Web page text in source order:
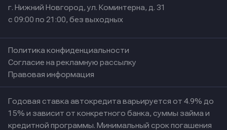
г. Нижний Новгород, ул. Коминтерна, д. 31
с 09:00 по 21:00, без выходных
Политика конфиденциальности
Согласие на рекламную рассылку
Правовая информация
Годовая ставка автокредита варьируется от 4.9% до
15% и зависит от конкретного банка, суммы займа и
кредитной программы. Минимальный срок погашения